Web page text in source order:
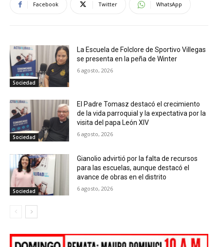
Facebook Twitter WhatsApp
Sociedad
La Escuela de Folclore de Sportivo Villegas
se presenta en la peña de Winter
6 agosto, 2026
Sociedad
El Padre Tomasz destacó el crecimiento
de la vida parroquial y la expectativa por la
visita del papa León XIV
6 agosto, 2026
Sociedad
Gianolio advirtió por la falta de recursos
para las escuelas, aunque destacó el
avance de obras en el distrito
6 agosto, 2026